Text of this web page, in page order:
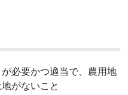
必要かつ適当で、農用地
がないこと